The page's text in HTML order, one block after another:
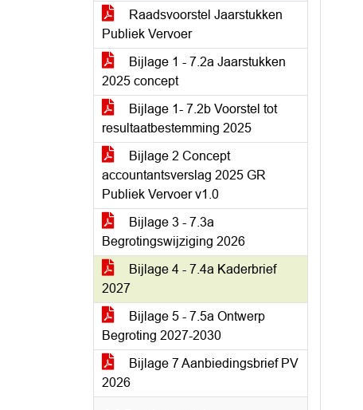
Raadsvoorstel Jaarstukken
Publiek Vervoer
Bijlage 1 - 7.2a Jaarstukken
2025 concept
Bijlage 1- 7.2b Voorstel tot
resultaatbestemming 2025
Bijlage 2 Concept
accountantsverslag 2025 GR
Publiek Vervoer v1.0
Bijlage 3 - 7.3a
Begrotingswijziging 2026
Bijlage 4 - 7.4a Kaderbrief
2027
Bijlage 5 - 7.5a Ontwerp
Begroting 2027-2030
Bijlage 7 Aanbiedingsbrief PV
2026